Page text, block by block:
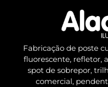
Fabricação de poste
fluorescente, refletor,
spot de sobrepor,
comercial,